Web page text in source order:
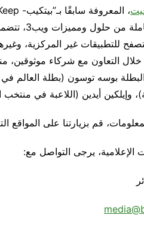
مجموعة
للتطبيقات غير المركزية،
التعاون مع شركاء موثوقين،
بوسه توسون (بطلة العالم
وإيلكين أيدين (اللاعبة في منتخب
قم بزيارتنا على المواقع
الإعلامية، يرجى التواصل مع: